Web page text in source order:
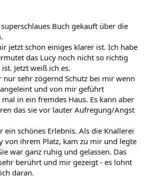
Buch gekauft über die
jetzt schon einiges klarer ist. Ich habe
das Lucy noch nicht so richtig
Jetzt weiß ich es.
nur sehr zögernd Schutz bei mir wenn
und von mir geführt
in ein fremdes Haus. Es kann aber
das sie vor lauter Aufregung/Angst
ein schönes Erlebnis. Als die Knallerei
von ihrem Platz, kam zu mir und legte
war ganz ruhig und gelassen. Das
berührt und mir gezeigt - es lohnt
daran.